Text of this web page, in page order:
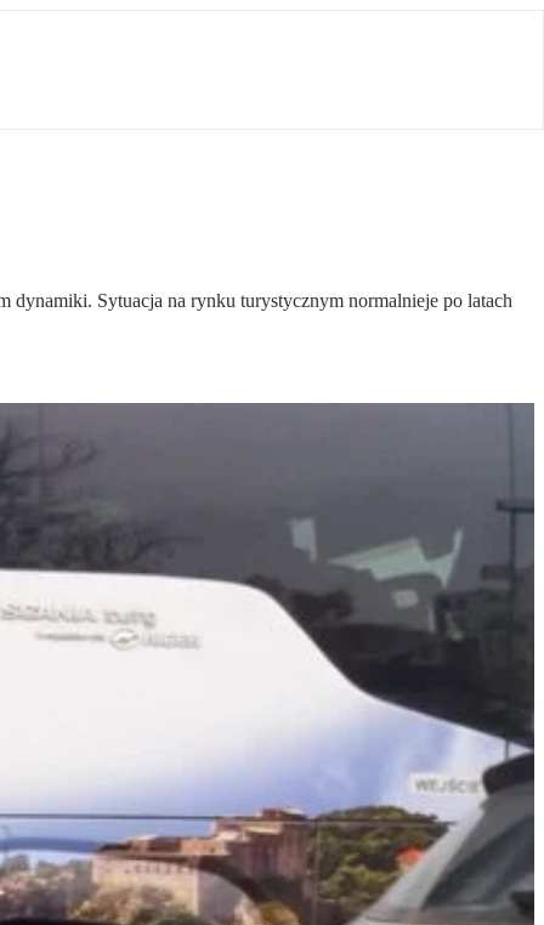
dynamiki. Sytuacja na rynku turystycznym normalnieje po latach